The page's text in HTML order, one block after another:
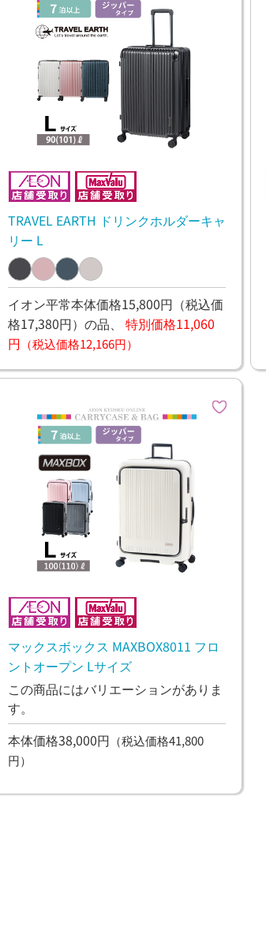
TRAVEL EARTH ドリンクホルダーキャ
リー L
イオン平常本体価格15,800円 （税込価
格17,380円） の品、 特別価格11,060
円 （税込価格12,166円）
マックスボックス MAXBOX8011 フロ
ントオープン Lサイズ
この商品にはバリエーションがありま
す。
本体価格38,000円 （税込価格41,800
円）